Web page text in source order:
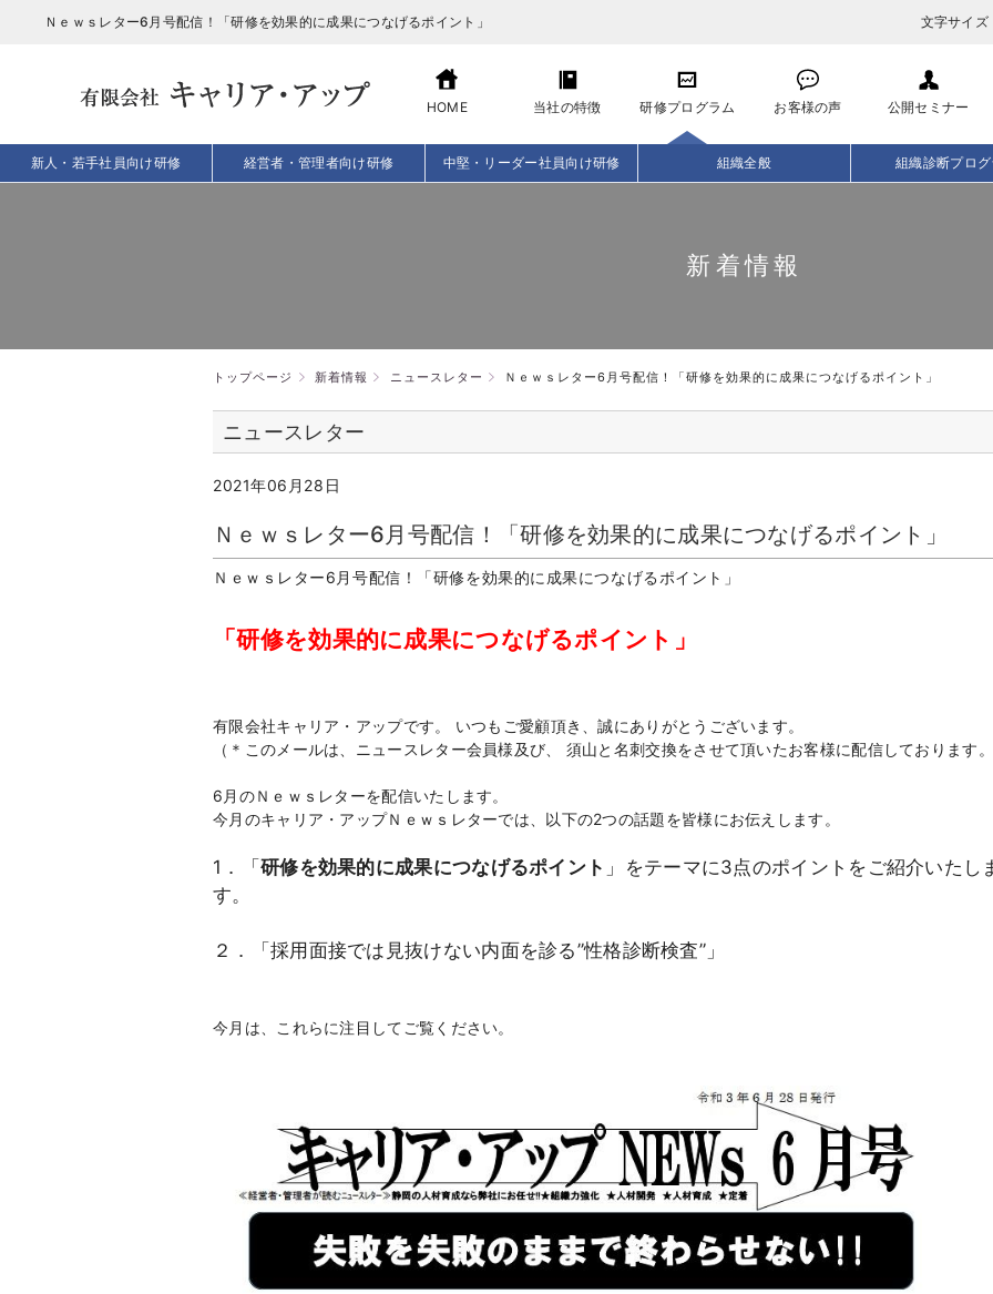
Ｎｅｗｓレター6月号配信！「研修を効果的に成果につなげるポイント」 文字サイズ
HOME 当社の特徴 研修プログラム お客様の声 公開セミナー
新人・若手社員向け研修 経営者・管理者向け研修 中堅・リーダー社員向け研修 組織全般 組織診断プロ
新着情報
トップページ 新着情報 ニュースレター Ｎｅｗｓレター6月号配信！「研修を効果的に成果につなげるポイント」
ニュースレター
2021年06月28日
Ｎｅｗｓレター6月号配信！「研修を効果的に成果につなげるポイント」
Ｎｅｗｓレター6月号配信！「研修を効果的に成果につなげるポイント」
「研修を効果的に成果につなげるポイント」
有限会社キャリア・アップです。 いつもご愛顧頂き、誠にありがとうございます。
（＊このメールは、ニュースレター会員様及び、 須山と名刺交換をさせて頂いたお客様に配信しております。
6月のＮｅｗｓレターを配信いたします。
今月のキャリア・アップＮｅｗｓレターでは、以下の2つの話題を皆様にお伝えします。
1．「研修を効果的に成果につなげるポイント 」をテーマに3点のポイントをご紹介いたし
す。
２．「採用面接では見抜けない内面を診る”性格診断検査”」
今月は、これらに注目してご覧ください。